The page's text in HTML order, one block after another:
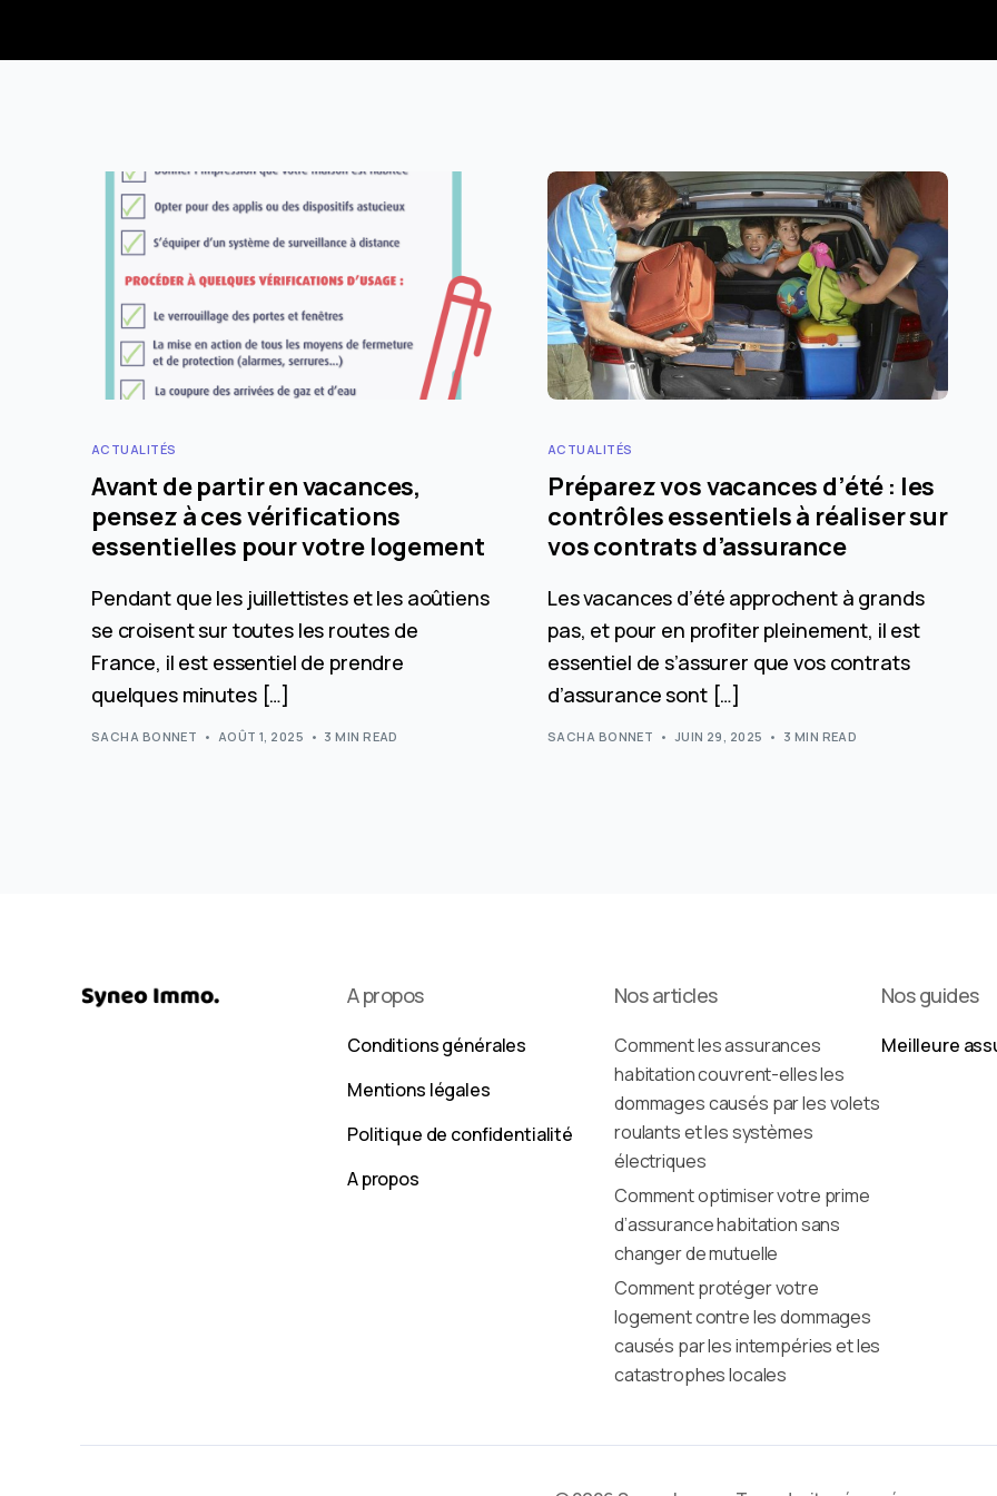
ACTUALITÉS
Avant de partir en vacances,
pensez à ces vérifications
essentielles pour votre logement
Pendant que les juillettistes et les aoûtiens
se croisent sur toutes les routes de
France, il est essentiel de prendre
quelques minutes […]
SACHA BONNET AOÛT 1, 2025 3 MIN READ
ACTUALITÉS
Préparez vos vacances d’été : les
contrôles essentiels à réaliser sur
vos contrats d’assurance
Les vacances d’été approchent à grands
pas, et pour en profiter pleinement, il est
essentiel de s’assurer que vos contrats
d’assurance sont […]
SACHA BONNET JUIN 29, 2025 3 MIN READ
A propos
Conditions générales
Mentions légales
Politique de confidentialité
A propos
Nos articles
Comment les assurances
habitation couvrent-elles les
dommages causés par les volets
roulants et les systèmes
électriques
Comment optimiser votre prime
d’assurance habitation sans
changer de mutuelle
Comment protéger votre
logement contre les dommages
causés par les intempéries et les
catastrophes locales
Nos guides
Meilleure